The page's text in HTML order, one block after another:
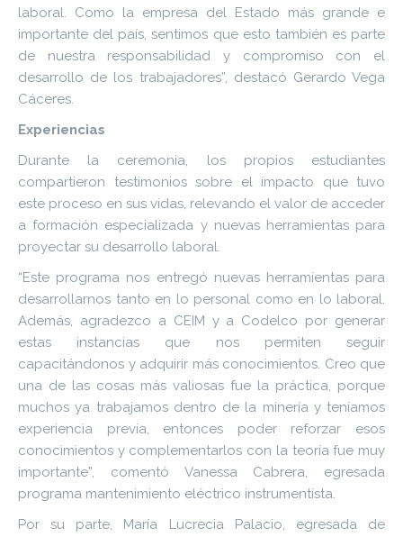
laboral. Como la empresa del Estado más grande e
importante del país, sentimos que esto también es parte
de nuestra responsabilidad y compromiso con el
desarrollo de los trabajadores”, destacó Gerardo Vega
Cáceres.
Experiencias
Durante la ceremonia, los propios estudiantes
compartieron testimonios sobre el impacto que tuvo
este proceso en sus vidas, relevando el valor de acceder
a formación especializada y nuevas herramientas para
proyectar su desarrollo laboral.
“Este programa nos entregó nuevas herramientas para
desarrollarnos tanto en lo personal como en lo laboral.
Además, agradezco a CEIM y a Codelco por generar
estas instancias que nos permiten seguir
capacitándonos y adquirir más conocimientos. Creo que
una de las cosas más valiosas fue la práctica, porque
muchos ya trabajamos dentro de la minería y teníamos
experiencia previa, entonces poder reforzar esos
conocimientos y complementarlos con la teoría fue muy
importante”, comentó Vanessa Cabrera, egresada
programa mantenimiento eléctrico instrumentista.
Por su parte, María Lucrecia Palacio, egresada de